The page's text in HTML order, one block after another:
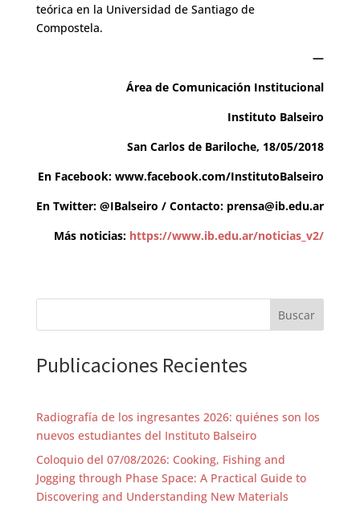
teórica en la Universidad de Santiago de
Compostela.
—
Área de Comunicación Institucional
Instituto Balseiro
San Carlos de Bariloche, 18/05/2018
En Facebook:www.facebook.com/InstitutoBalseiro
En Twitter:@IBalseiro / Contacto: prensa@ib.edu.ar
Más noticias: https://www.ib.edu.ar/noticias_v2/
Buscar
Publicaciones Recientes
Radiografía de los ingresantes 2026: quiénes son los
nuevos estudiantes del Instituto Balseiro
Coloquio del 07/08/2026: Cooking, Fishing and
Jogging through Phase Space: A Practical Guide to
Discovering and Understanding New Materials